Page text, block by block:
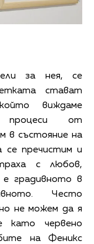
за нея, се
стават
виждаме
процеси от
в състояние на
се пречистим и
с любов,
е градивното в
Често
не можем да я
червено
на Феникс